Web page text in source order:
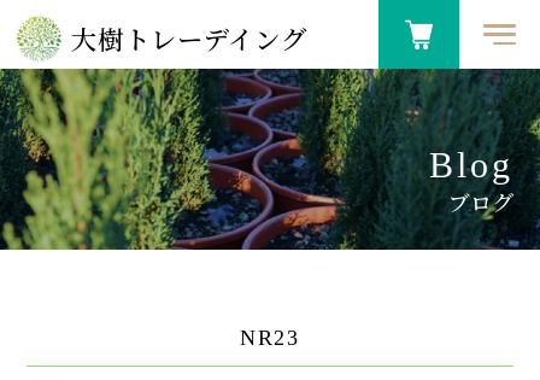
大樹トレーデイング
Blog
ブログ
NR23